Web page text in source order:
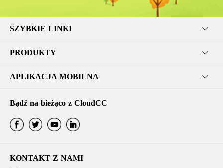
SZYBKIE LINKI
PRODUKTY
APLIKACJA MOBILNA
Bądź na bieżąco z CloudCC
KONTAKT Z NAMI